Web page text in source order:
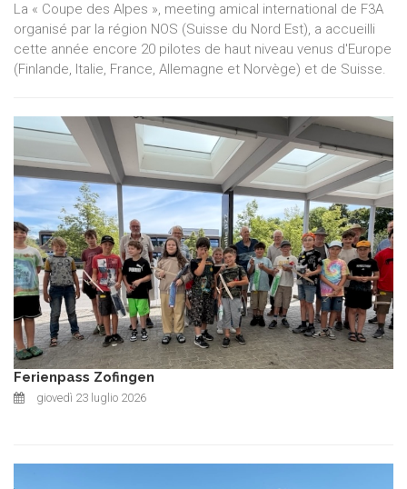
La « Coupe des Alpes », meeting amical international de F3A
organisé par la région NOS (Suisse du Nord Est), a accueilli
cette année encore 20 pilotes de haut niveau venus d'Europe
(Finlande, Italie, France, Allemagne et Norvège) et de Suisse.
Ferienpass Zofingen
giovedì 23 luglio 2026